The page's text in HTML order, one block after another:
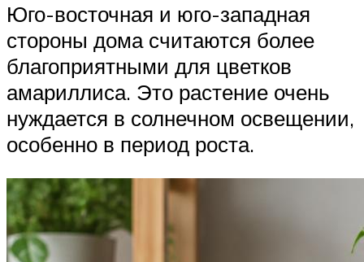
Юго-восточная и юго-западная
стороны дома считаются более
благоприятными для цветков
амариллиса. Это растение очень
нуждается в солнечном освещении,
особенно в период роста.